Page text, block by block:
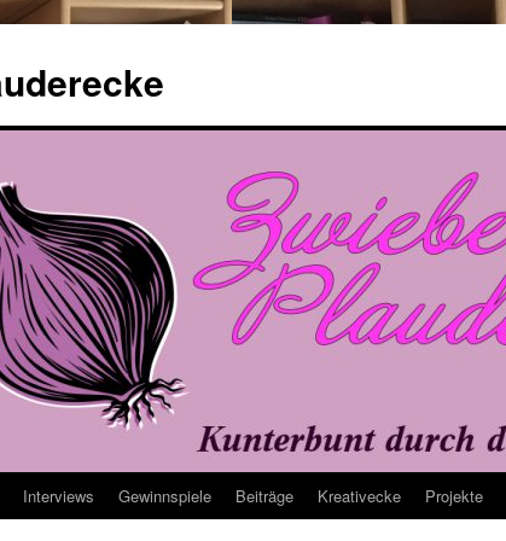
Interviews Gewinnspiele Beiträge Kreativecke Projekte